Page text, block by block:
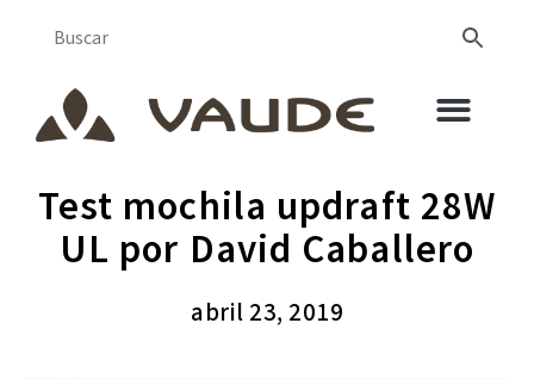
Test mochila updraft 28W
UL por David Caballero
abril 23, 2019